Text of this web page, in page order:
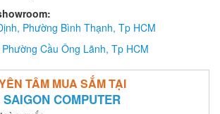
Phường Bình Thạnh, Tp HCM
Cầu Ông Lãnh, Tp HCM
TÂM MUA SẮM TẠI
SAIGON COMPUTER